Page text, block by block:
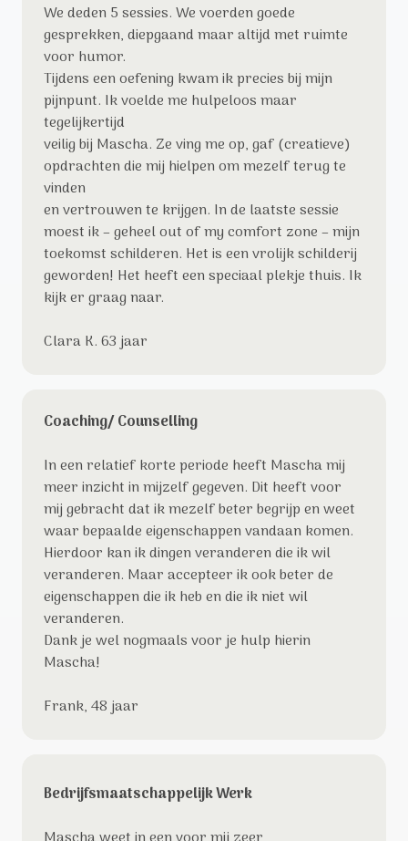
We deden 5 sessies. We voerden goede
gesprekken, diepgaand maar altijd met ruimte
voor humor.
Tijdens een oefening kwam ik precies bij mijn
pijnpunt. Ik voelde me hulpeloos maar
tegelijkertijd
veilig bij Mascha. Ze ving me op, gaf (creatieve)
opdrachten die mij hielpen om mezelf terug te
vinden
en vertrouwen te krijgen. In de laatste sessie
moest ik – geheel out of my comfort zone – mijn
toekomst schilderen. Het is een vrolijk schilderij
geworden! Het heeft een speciaal plekje thuis. Ik
kijk er graag naar.
Clara K. 63 jaar
Coaching/ Counselling
In een relatief korte periode heeft Mascha mij
meer inzicht in mijzelf gegeven. Dit heeft voor
mij gebracht dat ik mezelf beter begrijp en weet
waar bepaalde eigenschappen vandaan komen.
Hierdoor kan ik dingen veranderen die ik wil
veranderen. Maar accepteer ik ook beter de
eigenschappen die ik heb en die ik niet wil
veranderen.
Dank je wel nogmaals voor je hulp hierin
Mascha!
Frank, 48 jaar
Bedrijfsmaatschappelijk Werk